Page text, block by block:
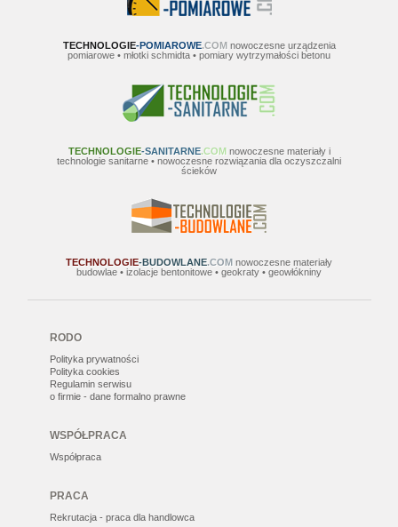
TECHNOLOGIE-POMIAROWE.COMnowoczesne urządzenia
pomiarowe • młotki schmidta • pomiary wytrzymałości betonu
TECHNOLOGIE-SANITARNE.COMnowoczesne materiały i
technologie sanitarne • nowoczesne rozwiązania dla oczyszczalni
ścieków
TECHNOLOGIE-BUDOWLANE.COM nowoczesne materiały
budowlae • izolacje bentonitowe • geokraty • geowłókniny
RODO
Polityka prywatności
Polityka cookies
Regulamin serwisu
o firmie - dane formalno prawne
WSPÓŁPRACA
Współpraca
PRACA
Rekrutacja - praca dla handlowca